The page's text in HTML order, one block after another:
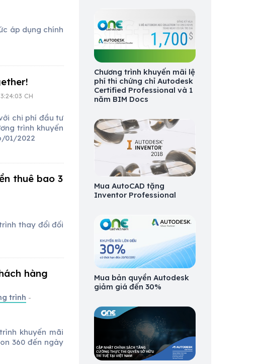
áp dụng chính
CH
chi phí đầu tư
trình khuyến
01/2022
thuê bao 3
thay đổi đối
hàng
trình -
khuyến mãi
360 đến ngày
Chương trình khuyến mãi lệ
phí thi chứng chỉ Autodesk
Certified Professional và 1
năm BIM Docs
Mua AutoCAD tặng
Inventor Professional
Mua bản quyền Autodesk
giảm giá đến 30%